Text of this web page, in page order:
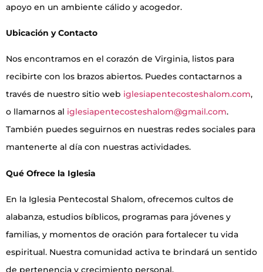
apoyo en un ambiente cálido y acogedor.
Ubicación y Contacto
Nos encontramos en el corazón de Virginia, listos para
recibirte con los brazos abiertos. Puedes contactarnos a
través de nuestro sitio web iglesiapentecosteshalom.com,
o llamarnos al iglesiapentecosteshalom@gmail.com.
También puedes seguirnos en nuestras redes sociales para
mantenerte al día con nuestras actividades.
Qué Ofrece la Iglesia
En la Iglesia Pentecostal Shalom, ofrecemos cultos de
alabanza, estudios bíblicos, programas para jóvenes y
familias, y momentos de oración para fortalecer tu vida
espiritual. Nuestra comunidad activa te brindará un sentido
de pertenencia y crecimiento personal.